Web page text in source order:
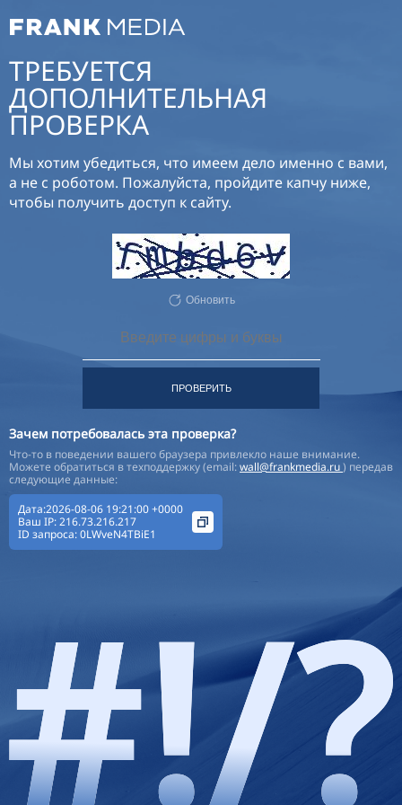
ТРЕБУЕТСЯ
ДОПОЛНИТЕЛЬНАЯ
ПРОВЕРКА
Мы хотим убедиться, что имеем дело именно с вами,
а не с роботом. Пожалуйста, пройдите капчу ниже,
чтобы получить доступ к сайту.
Обновить
ПРОВЕРИТЬ
Зачем потребовалась эта проверка?
Что-то в поведении вашего браузера привлекло наше внимание.
Можете обратиться в техподдержку (email:wall@frankmedia.ru) передав
следующие данные:
Дата:2026-08-06 19:21:00 +0000
Ваш IP:216.73.216.217
ID запроса:0LWveN4TBiE1